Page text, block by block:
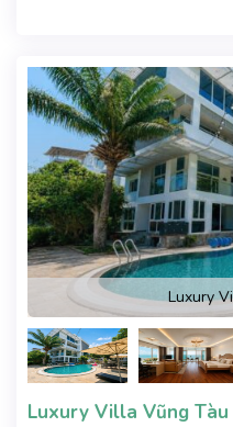
Luxury
Luxury Villa Vũng Tàu